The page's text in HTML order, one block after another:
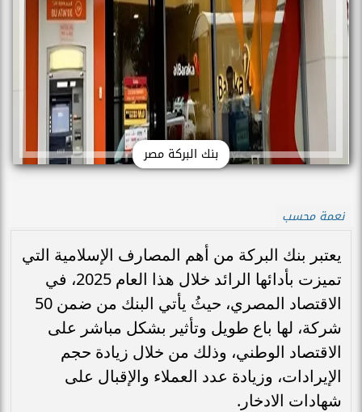
بنك البركة مصر
نعمة محسب
يعتبر بنك البركة من أهم المصارف الإسلامية التي
تميزت بأدائها الرائد خلال هذا العام 2025، في
الاقتصاد المصري، حيثُ يأتي البنك من ضمن 50
شركة، لها باع طويل وتأثير بشكل مباشر على
الاقتصاد الوطني، وذلك من خلال زيادة حجم
الإيرادات، وزيادة عدد العملاء والإقبال على
شهادات الادخار.